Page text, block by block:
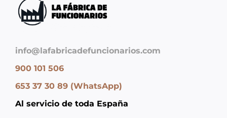
info@lafabricadefuncionarios.com
900 101 506
653 37 30 89 (WhatsApp)
Al servicio de toda España